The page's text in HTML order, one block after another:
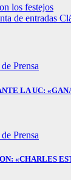
los festejos
de entradas
Prensa
LA UC:
Prensa
«CHARLES